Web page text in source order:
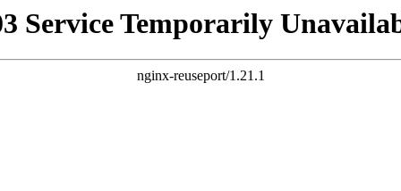
Service Temporarily
nginx-reuseport/1.21.1